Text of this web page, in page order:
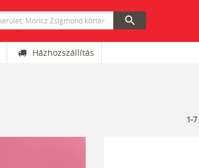
search
Házhozszállítás
1-7